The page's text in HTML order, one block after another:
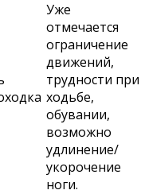
Уже
отмечается
ограничение
движений,
трудности при
ходьбе,
обувании,
возможно
удлинение/
укорочение
ноги.